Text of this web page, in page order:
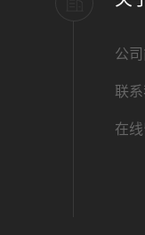
公
联
在